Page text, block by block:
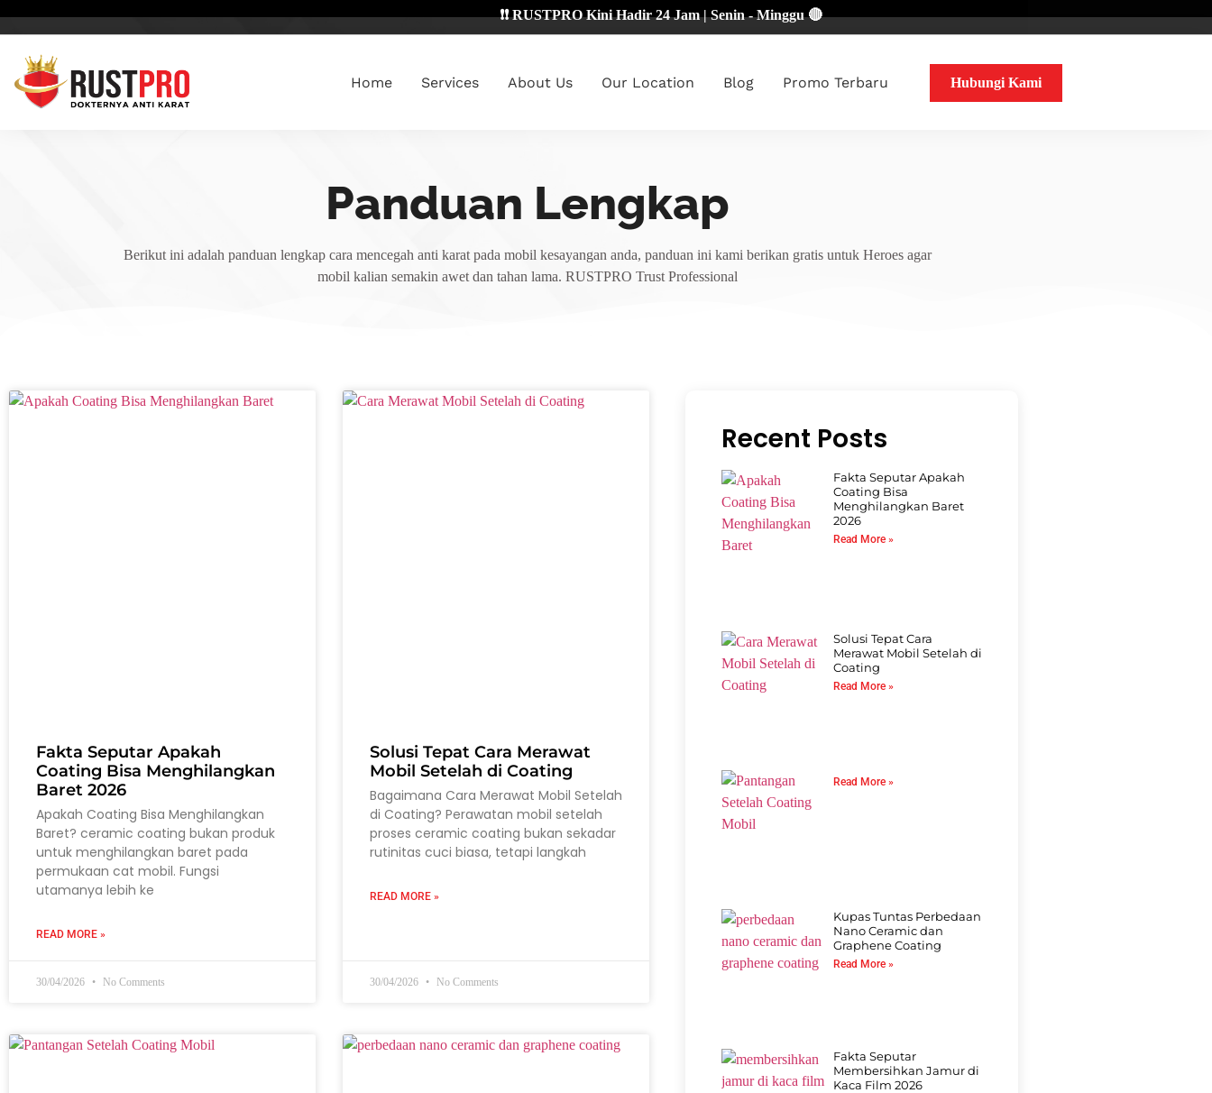
❗❗ RUSTPRO Kini Hadir 24 Jam | Senin - Minggu 🔴
Home Services About Us Our Location Blog Promo Terbaru Hubungi Kami
Panduan Lengkap
Berikut ini adalah panduan lengkap cara mencegah anti karat pada mobil kesayangan anda, panduan ini kami berikan gratis untuk Heroes agar
mobil kalian semakin awet dan tahan lama. RUSTPRO Trust Professional
Fakta Seputar Apakah
Coating Bisa Menghilangkan
Baret 2026
Apakah Coating Bisa Menghilangkan
Baret? ceramic coating bukan produk
untuk menghilangkan baret pada
permukaan cat mobil. Fungsi
utamanya lebih ke
READ MORE »
30/04/2026 No Comments
Solusi Tepat Cara Merawat
Mobil Setelah di Coating
Bagaimana Cara Merawat Mobil Setelah
di Coating? Perawatan mobil setelah
proses ceramic coating bukan sekadar
rutinitas cuci biasa, tetapi langkah
READ MORE »
30/04/2026 No Comments
Recent Posts
Fakta Seputar Apakah
Coating Bisa
Menghilangkan Baret
2026
Read More »
Solusi Tepat Cara
Merawat Mobil Setelah di
Coating
Read More »
Read More »
Kupas Tuntas Perbedaan
Nano Ceramic dan
Graphene Coating
Read More »
Fakta Seputar
Membersihkan Jamur di
Kaca Film 2026